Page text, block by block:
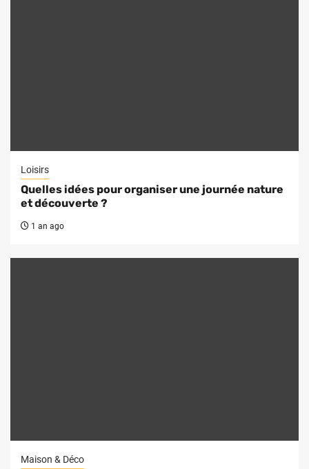
Loisirs
Quelles idées pour organiser une journée nature
et découverte ?
1 an ago
Maison & Déco